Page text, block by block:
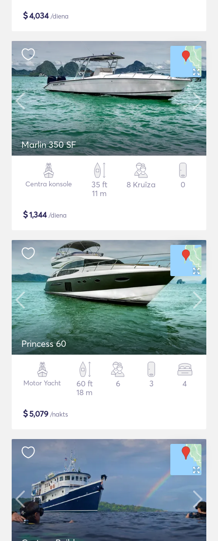
$4,034/diena
Marlin 350 SF
Centra konsole
35 ft
11 m
8 Kruīza 0
$1,344/diena
Princess 60
Motor Yacht
60 ft
18 m
6 3 4
$5,079 /nakts